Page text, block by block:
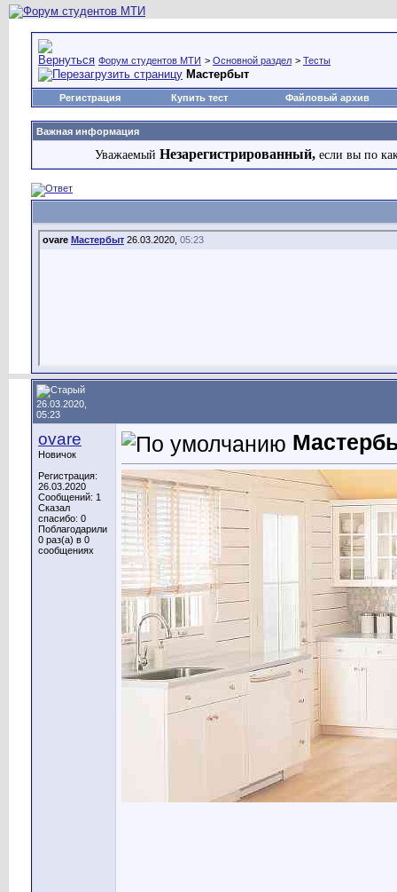
Форум студентов МТИ > Основной раздел > Тесты
Мастербыт
Регистрация Купить тест Файловый архив
Важная информация
Уважаемый Незарегистрированный, если вы по
ovare Мастербыт 26.03.2020, 05:23
26.03.2020,
05:23
ovare
Новичок
Регистрация:
26.03.2020
Сообщений: 1
Сказал
спасибо: 0
Поблагодарили
0 раз(а) в 0
сообщениях